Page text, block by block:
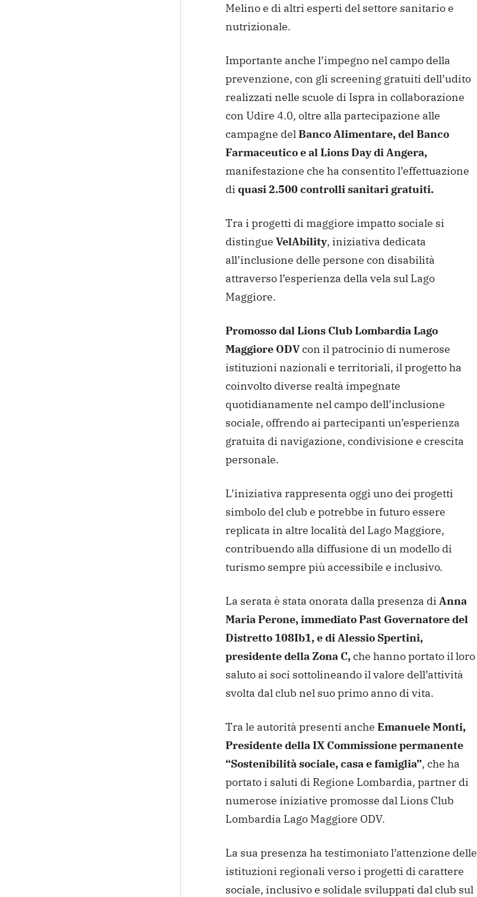
Melino e di altri esperti del settore sanitario e
nutrizionale.
Importante anche l’impegno nel campo della
prevenzione, con gli screening gratuiti dell’udito
realizzati nelle scuole di Ispra in collaborazione
con Udire 4.0, oltre alla partecipazione alle
campagne delBanco Alimentare, del Banco
Farmaceutico e al Lions Day di Angera,
manifestazione che ha consentito l’effettuazione
di quasi 2.500 controlli sanitari gratuiti.
Tra i progetti di maggiore impatto sociale si
distingue VelAbility, iniziativa dedicata
all’inclusione delle persone con disabilità
attraverso l’esperienza della vela sul Lago
Maggiore.
Promosso dal Lions Club Lombardia Lago
Maggiore ODVcon il patrocinio di numerose
istituzioni nazionali e territoriali, il progetto ha
coinvolto diverse realtà impegnate
quotidianamente nel campo dell’inclusione
sociale, offrendo ai partecipanti un’esperienza
gratuita di navigazione, condivisione e crescita
personale.
L’iniziativa rappresenta oggi uno dei progetti
simbolo del club e potrebbe in futuro essere
replicata in altre località del Lago Maggiore,
contribuendo alla diffusione di un modello di
turismo sempre più accessibile e inclusivo.
La serata è stata onorata dalla presenza di Anna
Maria Perone, immediato Past Governatore del
Distretto 108Ib1, e di Alessio Spertini,
presidente della Zona C,che hanno portato il loro
saluto ai soci sottolineando il valore dell’attività
svolta dal club nel suo primo anno di vita.
Tra le autorità presenti anche Emanuele Monti,
Presidente della IX Commissione permanente
“Sostenibilità sociale, casa e famiglia”, che ha
portato i saluti di Regione Lombardia, partner di
numerose iniziative promosse dal Lions Club
Lombardia Lago Maggiore ODV.
La sua presenza ha testimoniato l’attenzione delle
istituzioni regionali verso i progetti di carattere
sociale, inclusivo e solidale sviluppati dal club sul